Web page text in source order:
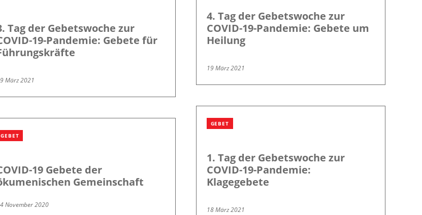
4. Tag der Gebetswoche zur
COVID-19-Pandemie: Gebete um
Heilung
19 März 2021
Tag der Gebetswoche zur
19-Pandemie: Gebete für
März 2021
GEBET
1. Tag der Gebetswoche zur
COVID-19-Pandemie:
Klagegebete
18 März 2021
GEBET
19 Gebete der
Gemeinschaft
November 2020